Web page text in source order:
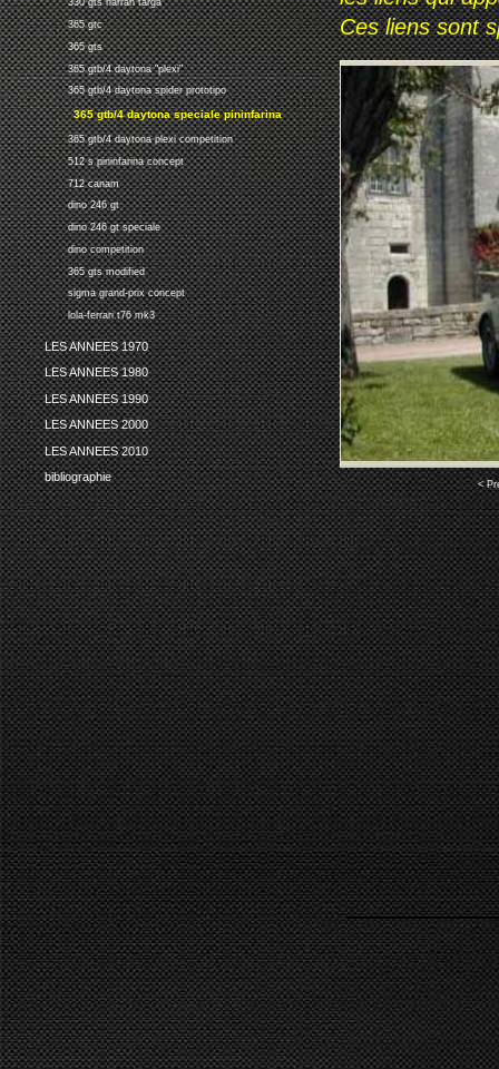
330 gts harrah targa
365 gtc
365 gts
365 gtb/4 daytona "plexi"
365 gtb/4 daytona spider prototipo
365 gtb/4 daytona speciale pininfarina
365 gtb/4 daytona plexi competition
512 s pininfarina concept
712 canam
dino 246 gt
dino 246 gt speciale
dino competition
365 gts modified
sigma grand-prix concept
lola-ferrari t76 mk3
LES ANNEES 1970
LES ANNEES 1980
LES ANNEES 1990
LES ANNEES 2000
LES ANNEES 2010
bibliographie
Ces liens sont
<